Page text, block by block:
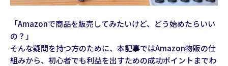
「Amazonで商品を販売してみたいけど、どう始めたらいい
の？」
そんな疑問を持つ方のために、本記事ではAmazon物販の仕
組みから、初心者でも利益を出すための成功ポイントまでわ